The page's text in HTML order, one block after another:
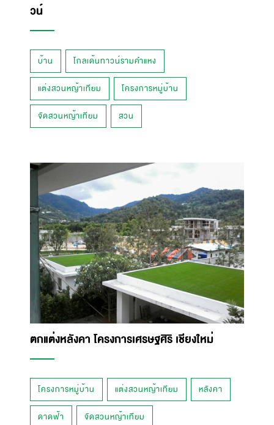
วน์
บ้าน โกลเด้นทาวน์รามคำแหง
แต่งสวนหญ้าเทียม โครงการหมู่บ้าน
จัดสวนหญ้าเทียม สวน
ตกแต่งหลังคา โครงการเศรษฐศิริ เชียงใหม่
โครงการหมู่บ้าน แต่งสวนหญ้าเทียม หลังคา
ดาดฟ้า จัดสวนหญ้าเทียม